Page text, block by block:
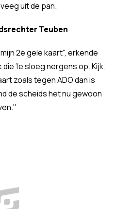
uit de pan.
Teuben
2e gele kaart", erkende
1e sloeg nergens op. Kijk,
zoals tegen ADO dan is
de scheids het nu gewoon